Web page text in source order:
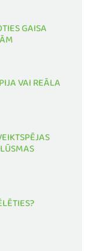
GAISA
VAI REĀLA